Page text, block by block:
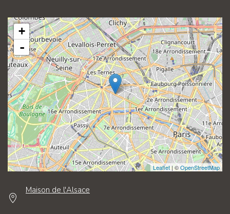
+
-
Leaflet| ©OpenStreetMap
Maison de l'Alsace